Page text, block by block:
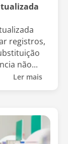
registros,
não...
Ler mais